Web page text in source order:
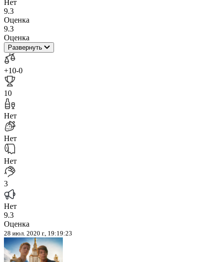
Нет
9.3
Оценка
9.3
Оценка
Развернуть
+10-0
10
Нет
Нет
Нет
3
Нет
9.3
Оценка
28 июл. 2020 г., 19:19:23